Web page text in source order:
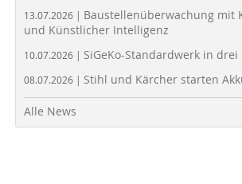
13.07.2026 | Baustellenüberwachung mit
und Künstlicher Intelligenz
10.07.2026 | SiGeKo-Standardwerk in drei
08.07.2026 | Stihl und Kärcher starten
Alle News